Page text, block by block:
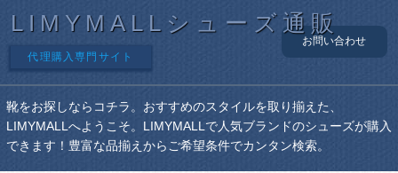
LIMYMALLシューズ通販
代理購入専門サイト
お問い合わせ
靴をお探しならコチラ。おすすめのスタイルを取り揃えた、
LIMYMALLへようこそ。LIMYMALLで人気ブランドのシューズが購入
できます！豊富な品揃えからご希望条件でカンタン検索。